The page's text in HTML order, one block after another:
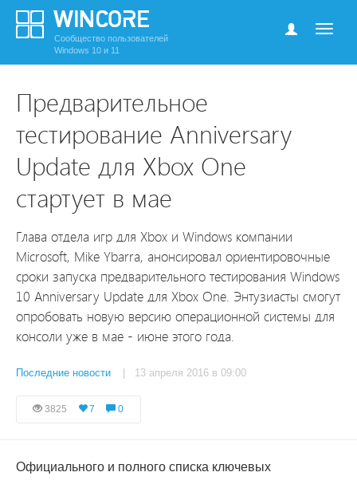
Сообщество пользователей
Windows 10 и 11
Предварительное
тестирование Anniversary
Update для Xbox One
стартует в мае
Глава отдела игр для Xbox и Windows компании
Microsoft, Mike Ybarra, анонсировал ориентировочные
сроки запуска предварительного тестирования Windows
10 Anniversary Update для Xbox One. Энтузиасты смогут
опробовать новую версию операционной системы для
консоли уже в мае - июне этого года.
Последние новости | 13 апреля 2016 в 09:00
3825 7 0
Официального и полного списка ключевых